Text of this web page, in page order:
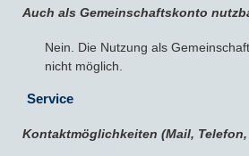
Auch als Gemeinschaftskonto
Nein. Die Nutzung als
nicht möglich.
Service
Kontaktmöglichkeiten (Mail,